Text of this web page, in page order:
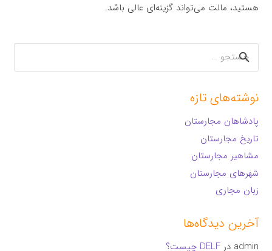
هستید، مالت می‌تواند گزینه‌ای عالی باشد.
جستجو
برای:
نوشته‌های تازه
پادشاهان مجارستان
تاریخ مجارستان
مشاهیر مجارستان
شهرهای مجارستان
زبان مجاری
آخرین دیدگاه‌ها
admin درDELF چیست؟